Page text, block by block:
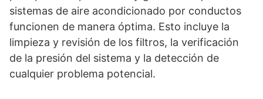
sistemas de aire acondicionado por conductos
funcionen de manera óptima. Esto incluye la
limpieza y revisión de los filtros, la verificación
de la presión del sistema y la detección de
cualquier problema potencial.